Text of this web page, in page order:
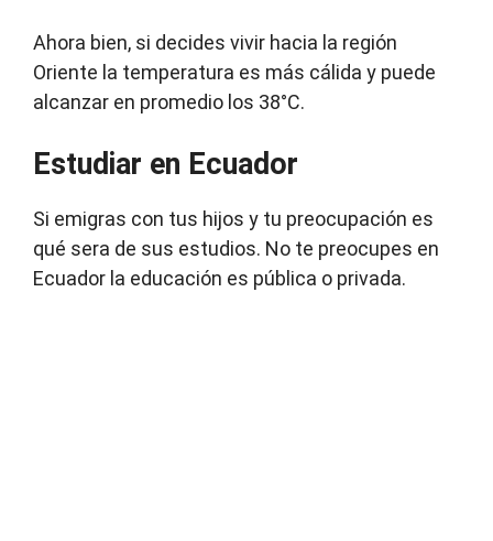
Ahora bien, si decides vivir hacia la región
Oriente la temperatura es más cálida y puede
alcanzar en promedio los 38°C.
Estudiar en Ecuador
Si emigras con tus hijos y tu preocupación es
qué sera de sus estudios. No te preocupes en
Ecuador la educación es pública o privada.